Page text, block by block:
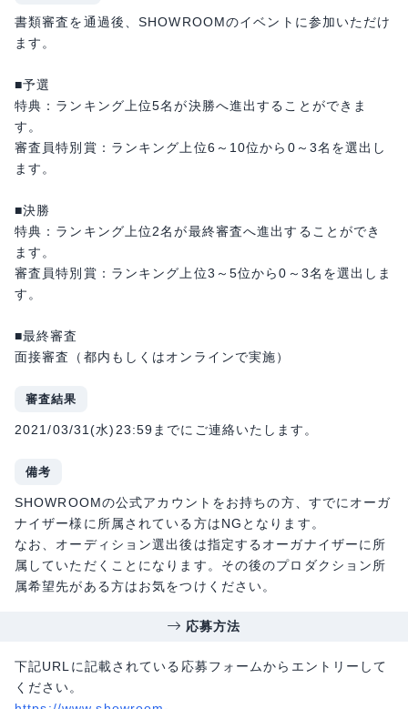
書類審査を通過後、SHOWROOMのイベントに参加いただけ
ます。
■予選
特典：ランキング上位5名が決勝へ進出することができま
す。
審査員特別賞：ランキング上位6～10位から0～3名を選出し
ます。
■決勝
特典：ランキング上位2名が最終審査へ進出することができ
ます。
審査員特別賞：ランキング上位3～5位から0～3名を選出しま
す。
■最終審査
面接審査（都内もしくはオンラインで実施）
審査結果
2021/03/31(水)23:59までにご連絡いたします。
備考
SHOWROOMの公式アカウントをお持ちの方、すでにオーガ
ナイザー様に所属されている方はNGとなります。
なお、オーディション選出後は指定するオーガナイザーに所
属していただくことになります。その後のプロダクション所
属希望先がある方はお気をつけください。
応募方法
下記URLに記載されている応募フォームからエントリーして
ください。